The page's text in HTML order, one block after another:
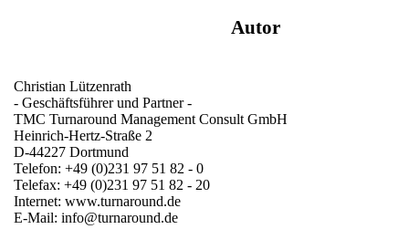
Autor
Christian Lützenrath
- Geschäftsführer und Partner -
TMC Turnaround Management Consult GmbH
Heinrich-Hertz-Straße 2
D-44227 Dortmund
Telefon: +49 (0)231 97 51 82 - 0
Telefax: +49 (0)231 97 51 82 - 20
Internet: www.turnaround.de
E-Mail: info@turnaround.de